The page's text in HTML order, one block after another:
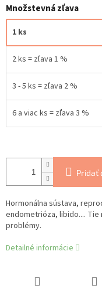
Množstevná zľava
1 ks
2 ks = zľava 1 %
3 - 5 ks = zľava 2 %
6 a viac ks = zľava 3 %
Pridať
Hormonálna sústava,
endometrióza, libido....
problémy.
Detailné informácie